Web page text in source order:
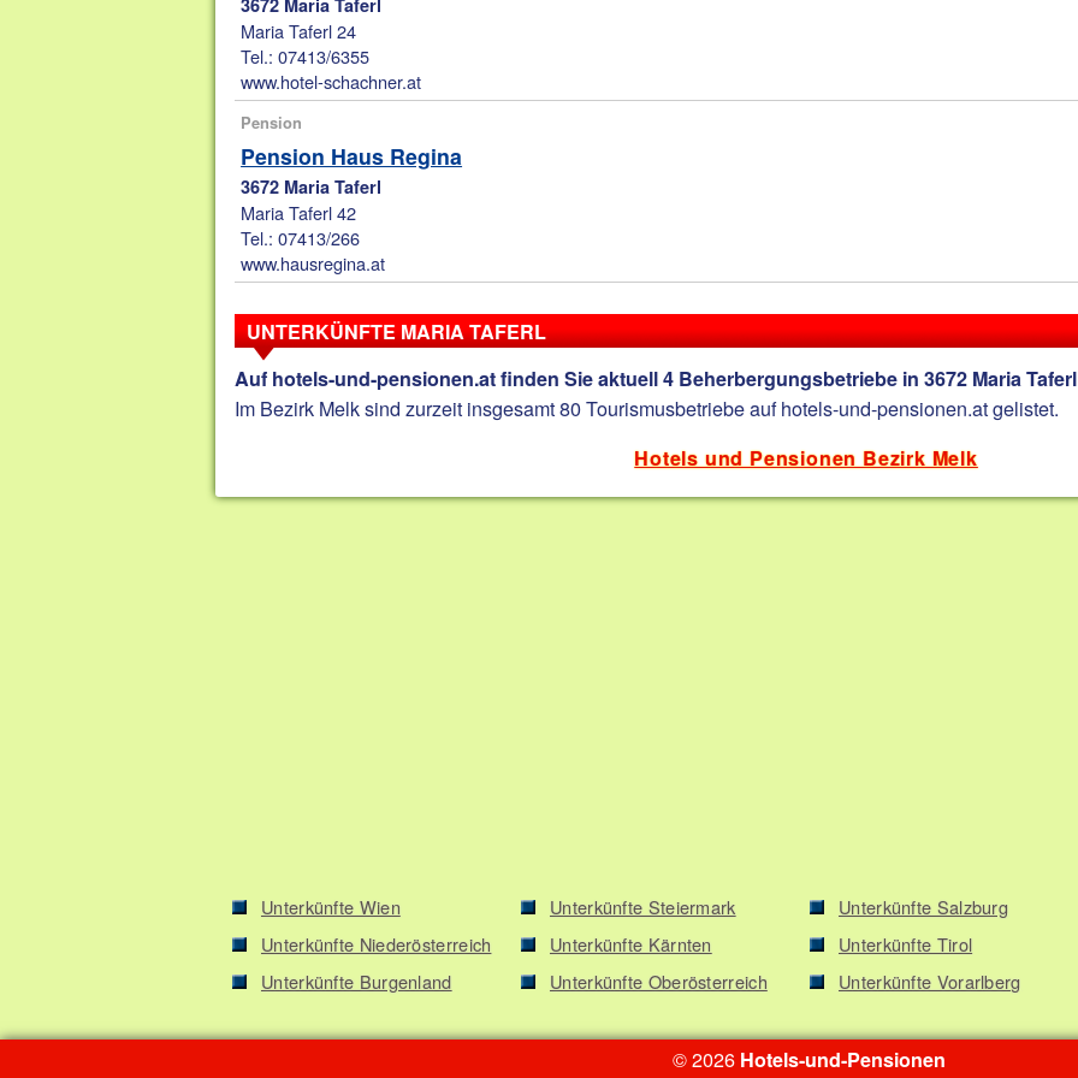
3672 Maria Taferl
Maria Taferl 24
Tel.: 07413/6355
www.hotel-schachner.at
Pension
Pension Haus Regina
3672 Maria Taferl
Maria Taferl 42
Tel.: 07413/266
www.hausregina.at
UNTERKÜNFTE MARIA TAFERL
Auf hotels-und-pensionen.at finden Sie aktuell 4 Beherbergungsbetriebe in 3672 Maria Taferl
Im Bezirk Melk sind zurzeit insgesamt 80 Tourismusbetriebe auf hotels-und-pensionen.at gelistet.
Hotels und Pensionen Bezirk Melk
Unterkünfte Wien
Unterkünfte Niederösterreich
Unterkünfte Burgenland
Unterkünfte Steiermark
Unterkünfte Kärnten
Unterkünfte Oberösterreich
Unterkünfte Salzburg
Unterkünfte Tirol
Unterkünfte Vorarlberg
© 2026 Hotels-und-Pensionen